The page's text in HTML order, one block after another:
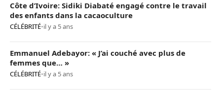
Côte d’Ivoire: Sidiki Diabaté engagé contre le travail
des enfants dans la cacaoculture
CÉLÉBRITÉ•il y a 5 ans
Emmanuel Adebayor: « J’ai couché avec plus de
femmes que… »
CÉLÉBRITÉ•il y a 5 ans